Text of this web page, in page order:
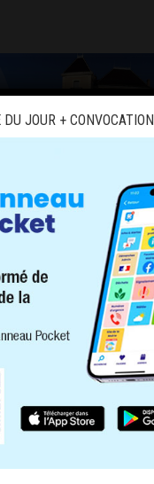
actualités
DU JOUR +
JOUR + CONVOCATION